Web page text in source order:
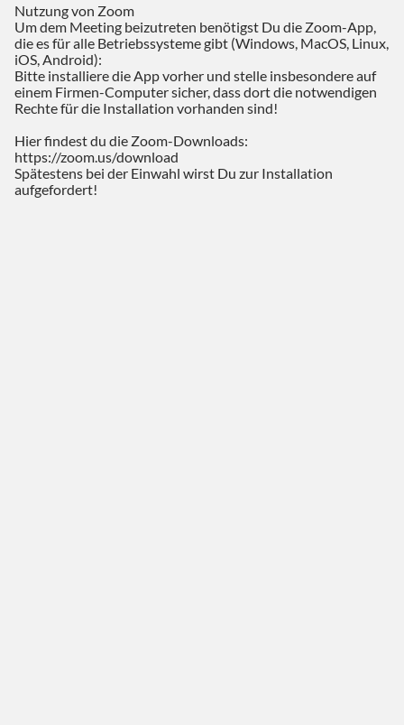
Nutzung von Zoom
Um dem Meeting beizutreten benötigst Du die Zoom-App,
die es für alle Betriebssysteme gibt (Windows, MacOS, Linux,
iOS, Android):
Bitte installiere die App vorher und stelle insbesondere auf
einem Firmen-Computer sicher, dass dort die notwendigen
Rechte für die Installation vorhanden sind!
Hier findest du die Zoom-Downloads:
https://zoom.us/download
Spätestens bei der Einwahl wirst Du zur Installation
aufgefordert!